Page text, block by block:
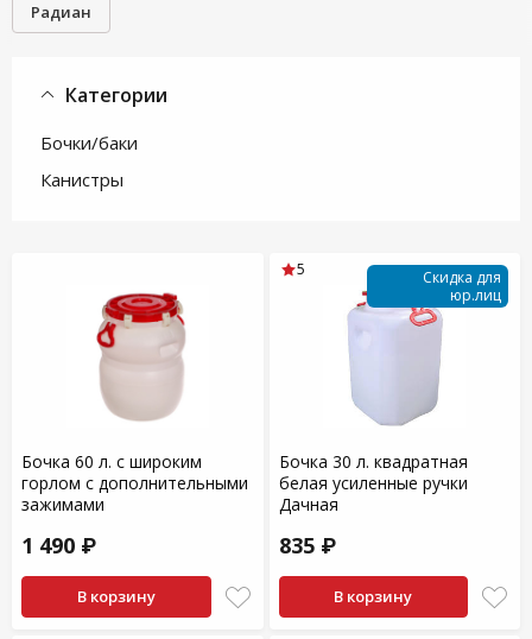
Радиан
Категории
Бочки/баки
Канистры
Бочка 60 л. с широким
горлом с дополнительными
зажимами
1 490 ₽
В корзину
Скидка для
юр.лиц
Бочка 30 л. квадратная
белая усиленные ручки
Дачная
835 ₽
В корзину
5